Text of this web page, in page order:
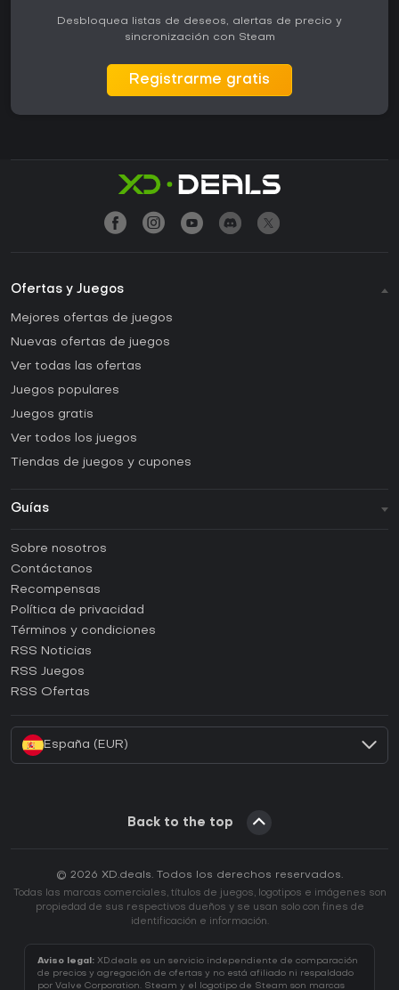
Desbloquea listas de deseos, alertas de precio y
sincronización con Steam
Registrarme gratis
Ofertas y Juegos
Mejores ofertas de juegos
Nuevas ofertas de juegos
Ver todas las ofertas
Juegos populares
Juegos gratis
Ver todos los juegos
Tiendas de juegos y cupones
Guías
Guías y tutoriales
¿Cómo activar una CD Key de Steam?
¿Cómo activar una CD Key de Epic Games?
¿Cómo activar una CD Key de GOG?
¿Cómo activar una CD Key de Ubisoft Connect?
Sobre nosotros
Contáctanos
Recompensas
Política de privacidad
Términos y condiciones
RSS Noticias
RSS Juegos
RSS Ofertas
España (EUR)
Back to the top
© 2026 XD.deals. Todos los derechos reservados.
Todas las marcas comerciales, títulos de juegos, logotipos e imágenes son
propiedad de sus respectivos dueños y se usan solo con fines de
identificación e información.
Aviso legal: XD.deals es un servicio independiente de comparación
de precios y agregación de ofertas y no está afiliado ni respaldado
por Valve Corporation. Steam y el logotipo de Steam son marcas